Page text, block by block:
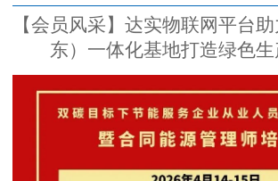
【会员风采】达实物联网平台
东）一体化基地打造绿色